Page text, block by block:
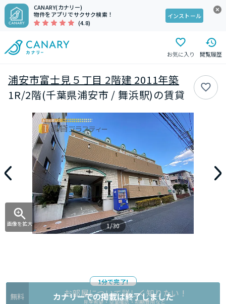
CANARY(カナリー)
物件をアプリでサクサク検索！
(4.8)
インストール
お気に入り 閲覧履歴
浦安市富士見５丁目 2階建 2011年築
1R/2階(千葉県浦安市 / 舞浜駅)の賃貸
画像を拡大 1/30
1分で完了!
無料 お部屋について詳しく知りたい !
見学希望・空室確認・初期費用など
カナリーでの掲載は終了しました